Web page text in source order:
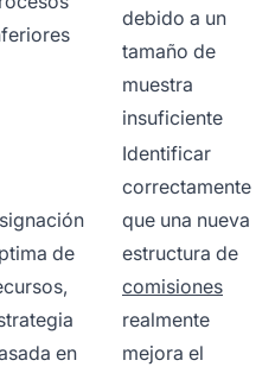
debido a un
tamaño de
muestra
insuficiente
de
en
Identificar
correctamente
que una nueva
estructura de
comisiones
realmente
mejora el